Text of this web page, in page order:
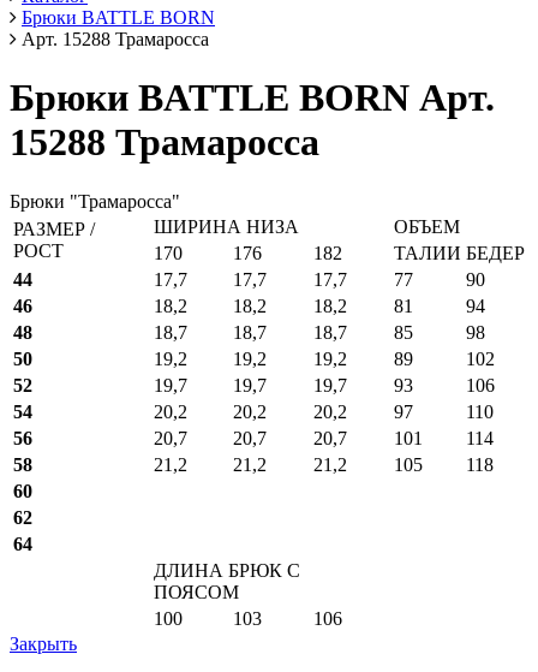
Брюки BATTLE BORN
Арт. 15288 Трамаросса
Брюки BATTLE BORN Арт.
15288 Трамаросса
Брюки "Трамаросса"
РАЗМЕР /
РОСТ
ШИРИНА НИЗА
ОБЪЕМ
170
176 182 ТАЛИИ БЕДЕР
44
17,7 17,7 17,7 77
90
46
18,2 18,2 18,2 81
94
48
18,7 18,7 18,7 85
98
50
19,2 19,2 19,2 89
102
52
19,7 19,7 19,7 93
106
54
20,2 20,2 20,2 97
110
56
20,7 20,7 20,7 101
114
58
21,2 21,2 21,2 105
118
60
62
64
ДЛИНА БРЮК С
ПОЯСОМ
100
103
106
Закрыть